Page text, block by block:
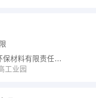
四川兴正源环保材料有限责任公司
工业园